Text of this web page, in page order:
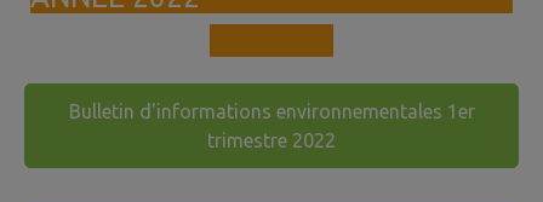
Bulletin d'informations environnementales 1er
trimestre 2022